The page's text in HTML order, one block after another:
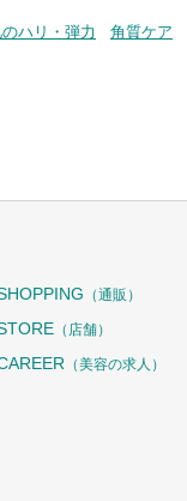
のハリ・弾力 角質ケア
（通販）
（店舗）
（美容の求人）